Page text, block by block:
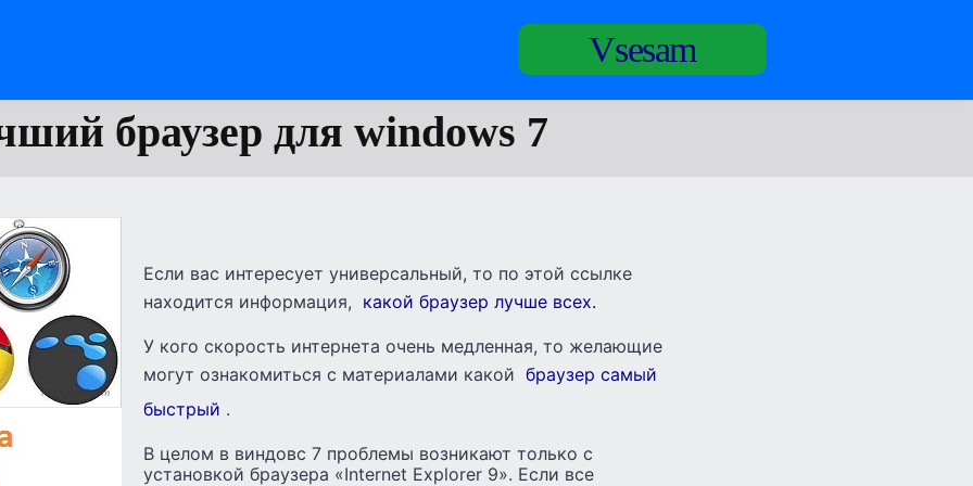
Vsesam
браузер для windows 7
Если вас интересует универсальный, то по этой ссылке
находится информация, какой браузер лучше всех.
У кого скорость интернета очень медленная, то желающие
могут ознакомиться с материалами какой браузер самый
быстрый .
В целом в виндовс 7 проблемы возникают только с
установкой браузера «Internet Explorer 9». Если все